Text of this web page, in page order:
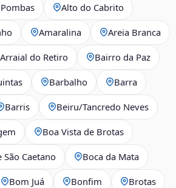
Alto do Cabrito
Amaralina Areia Branca
Arraial do Retiro Bairro da Paz
Barbalho Barra
Barris Beiru/Tancredo Neves
Boa Vista de Brotas
São Caetano Boca da Mata
Bom Juá Bonfim Brotas